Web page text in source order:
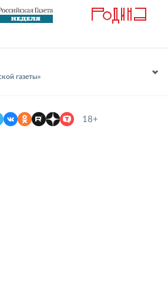
газеты»
18+